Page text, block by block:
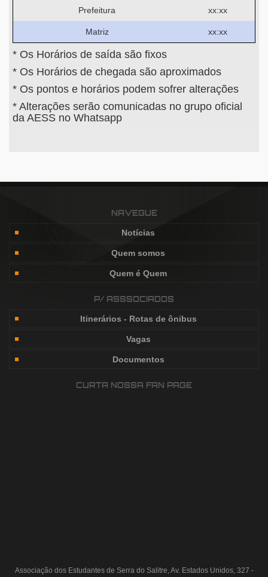
Prefeitura xx:xx
Matriz xx:xx
* Os Horários de saída são fixos
* Os Horários de chegada são aproximados
* Os pontos e horários podem sofrer alterações
* Alterações serão comunicadas no grupo oficial
da AESS no Whatsapp
NAVEGUE
Notícias
Quem somos
Quem é Quem
P/ ASSSOCIADOS
Itinerários - Rotas de ônibus
Vagas
Documentos
CURTA NOSSA FAN PAGE
Associação dos Estudantes de Serra do Salitre, Av. Estados Unidos, 327 -